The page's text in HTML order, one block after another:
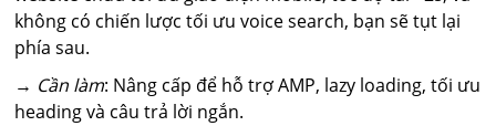
không có chiến lược tối ưu voice search, bạn sẽ tụt lại
phía sau.
→ Cần làm: Nâng cấp để hỗ trợ AMP, lazy loading, tối ưu
heading và câu trả lời ngắn.